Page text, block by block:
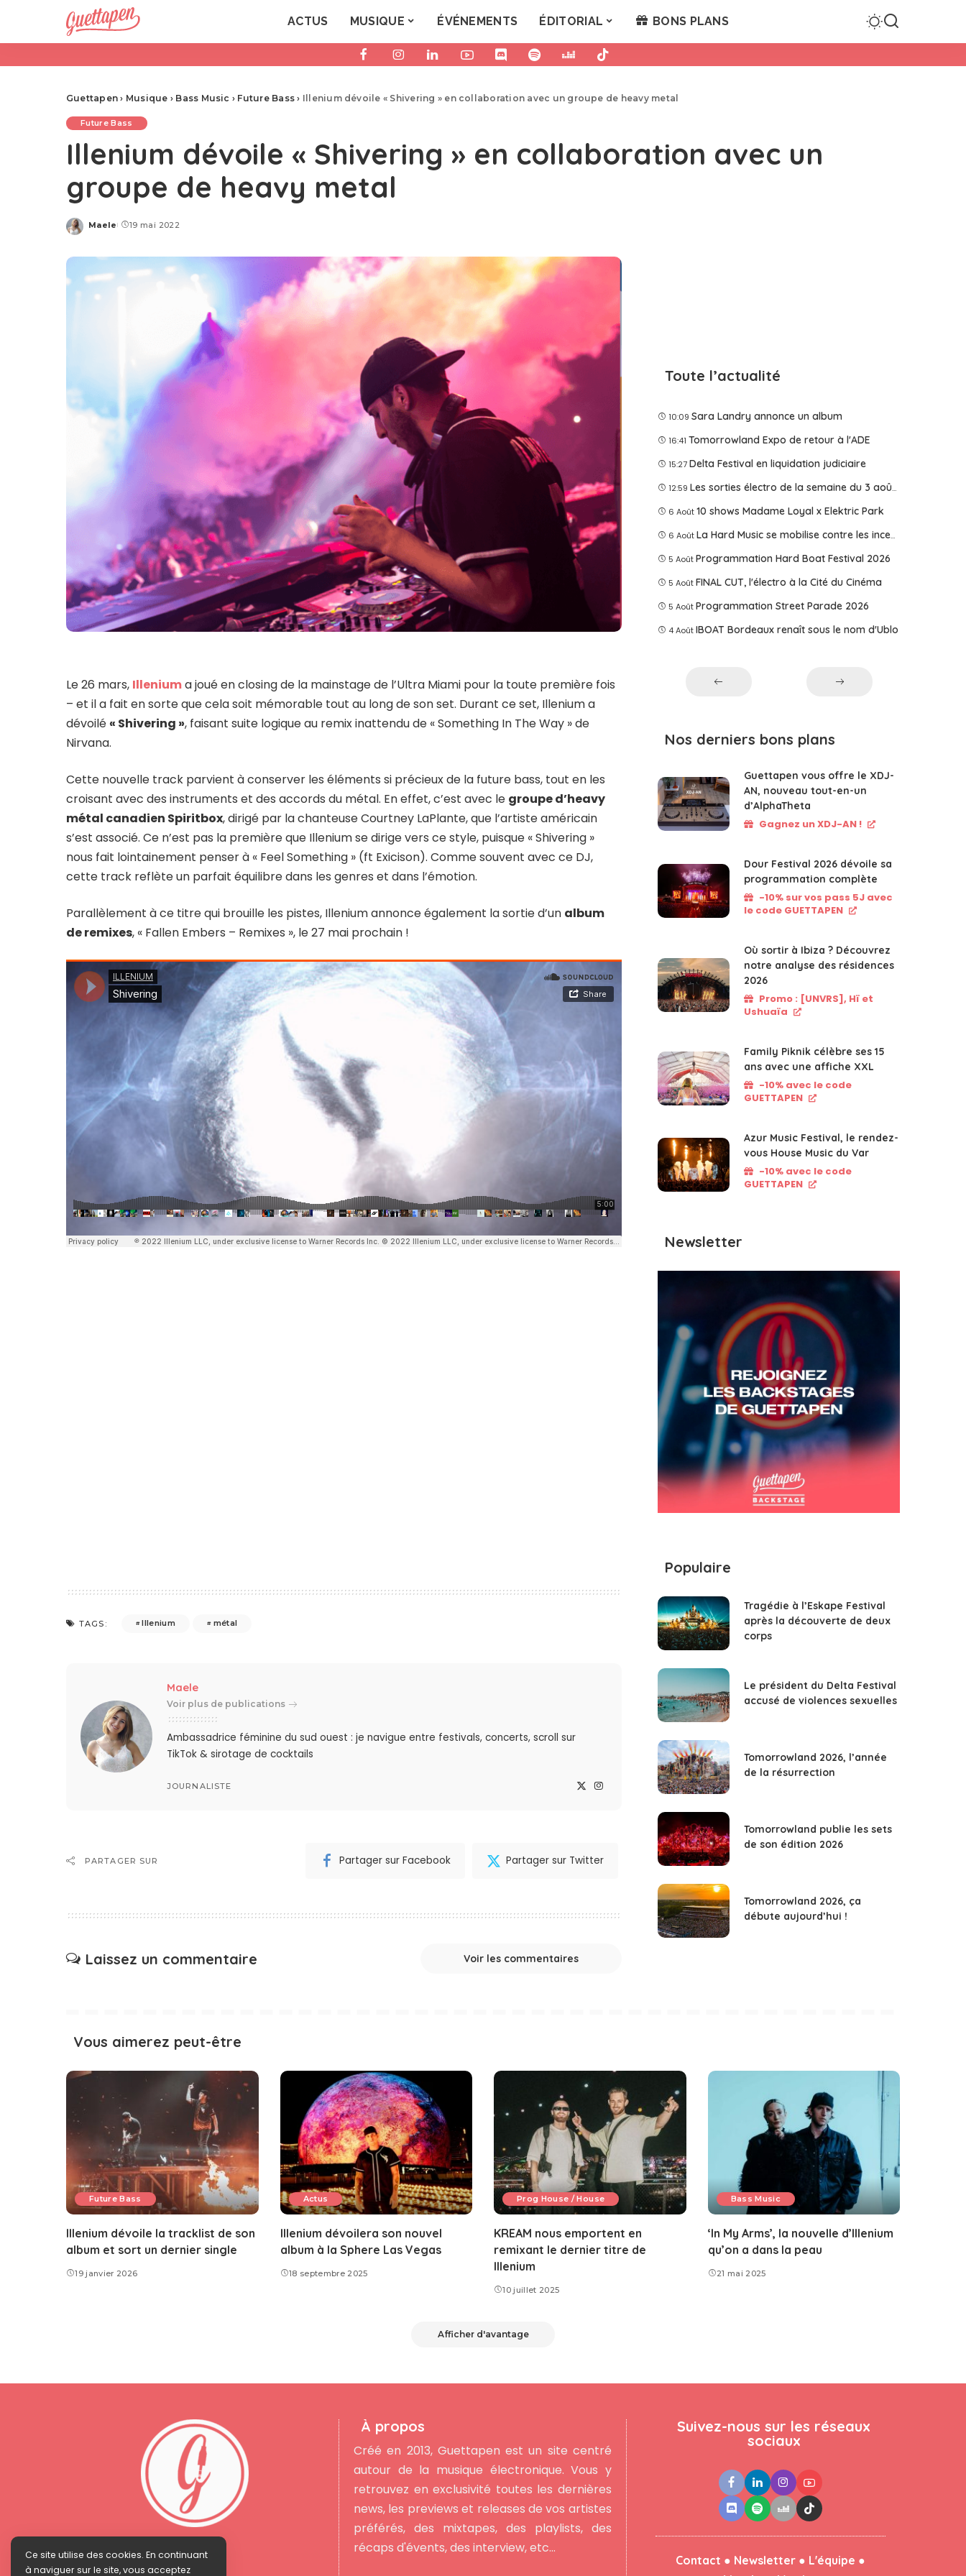
ACTUS MUSIQUE ÉVÉNEMENTS ÉDITORIAL BONS PLANS
Guettapen › Musique › Bass Music › Future Bass › Illenium dévoile « Shivering » en collaboration avec un groupe de heavy metal
Future Bass
Illenium dévoile « Shivering » en collaboration avec un
groupe de heavy metal
Posted
Maele 19 mai 2022
Le 26 mars, Illeniuma joué en closing de la mainstage de l’Ultra Miami pour la toute première fois
– et il a fait en sorte que cela soit mémorable tout au long de son set. Durant ce set, Illenium a
dévoilé « Shivering », faisant suite logique au remix inattendu de « Something In The Way » de
Nirvana.
Cette nouvelle track parvient à conserver les éléments si précieux de la future bass, tout en les
croisant avec des instruments et des accords du métal. En effet, c’est avec le groupe d’heavy
métal canadien Spiritbox, dirigé par la chanteuse Courtney LaPlante, que l’artiste américain
s’est associé. Ce n’est pas la première que Illenium se dirige vers ce style, puisque « Shivering »
nous fait lointainement penser à « Feel Something » (ft Exicison). Comme souvent avec ce DJ,
cette track reflète un parfait équilibre dans les genres et dans l’émotion.
Parallèlement à ce titre qui brouille les pistes, Illenium annonce également la sortie d’un album
de remixes, « Fallen Embers – Remixes », le 27 mai prochain !
TAGS: Illenium métal
Maele
Voir plus de publications
Ambassadrice féminine du sud ouest : je navigue entre festivals, concerts, scroll sur
TikTok & sirotage de cocktails
JOURNALISTE
PARTAGER SUR Partager sur Facebook Partager sur Twitter
Laissez un commentaire Voir les commentaires
Toute l’actualité
10:09 Sara Landry annonce un album
16:41 Tomorrowland Expo de retour à l'ADE
15:27 Delta Festival en liquidation judiciaire
12:59 Les sorties électro de la semaine du 3 août 2026
6 Août 10 shows Madame Loyal x Elektric Park
6 Août La Hard Music se mobilise contre les incendies
5 Août Programmation Hard Boat Festival 2026
5 Août FINAL CUT, l'électro à la Cité du Cinéma
5 Août Programmation Street Parade 2026
4 Août IBOAT Bordeaux renaît sous le nom d'Ublo
Nos derniers bons plans
Guettapen vous offre le XDJ-
AN, nouveau tout-en-un
d’AlphaTheta
Gagnez un XDJ-AN !
Dour Festival 2026 dévoile sa
programmation complète
-10% sur vos pass 5J avec
le code GUETTAPEN
Où sortir à Ibiza ? Découvrez
notre analyse des résidences
2026
Promo : [UNVRS], Hï et
Ushuaïa
Family Piknik célèbre ses 15
ans avec une affiche XXL
-10% avec le code
GUETTAPEN
Azur Music Festival, le rendez-
vous House Music du Var
-10% avec le code
GUETTAPEN
Newsletter
Populaire
Tragédie à l’Eskape Festival
après la découverte de deux
corps
Le président du Delta Festival
accusé de violences sexuelles
Tomorrowland 2026, l’année
de la résurrection
Tomorrowland publie les sets
de son édition 2026
Tomorrowland 2026, ça
débute aujourd’hui !
Vous aimerez peut-être
Future Bass
Illenium dévoile la tracklist de son
album et sort un dernier single
19 janvier 2026
Actus
Illenium dévoilera son nouvel
album à la Sphere Las Vegas
18 septembre 2025
Prog House / House
KREAM nous emportent en
remixant le dernier titre de
Illenium
10 juillet 2025
Bass Music
‘In My Arms’, la nouvelle d’Illenium
qu’on a dans la peau
21 mai 2025
Afficher d'avantage
À propos
Créé en 2013, Guettapen est un site centré
autour de la musique électronique. Vous y
retrouvez en exclusivité toutes les dernières
news, les previews et releases de vos artistes
préférés, des mixtapes, des playlists, des
récaps d'évents, des interview, etc...
Suivez-nous sur les réseaux
sociaux
Contact ● Newsletter ● L'équipe ●
Ce site utilise des cookies. En continuant
à naviguer sur le site, vous acceptez